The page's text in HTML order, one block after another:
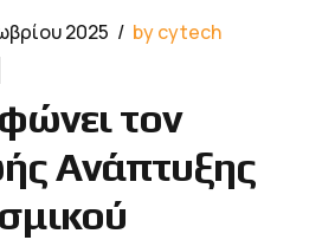
2025 by cytech
τον
Ανάπτυξης